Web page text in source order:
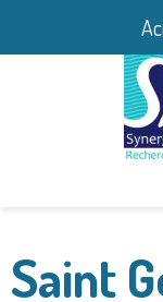
Saint